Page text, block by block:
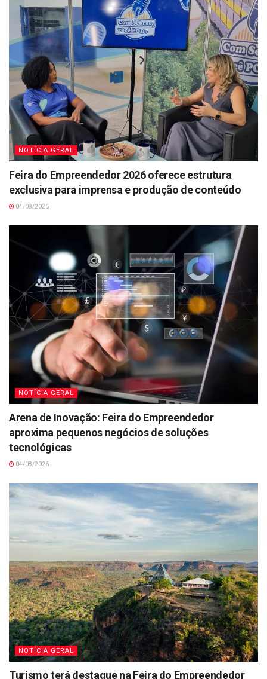
NOTÍCIA GERAL
Feira do Empreendedor 2026 oferece estrutura
exclusiva para imprensa e produção de conteúdo
04/08/2026
NOTÍCIA GERAL
Arena de Inovação: Feira do Empreendedor
aproxima pequenos negócios de soluções
tecnológicas
04/08/2026
NOTÍCIA GERAL
Turismo terá destaque na Feira do Empreendedor